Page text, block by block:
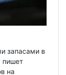
запасами в
пишет
на